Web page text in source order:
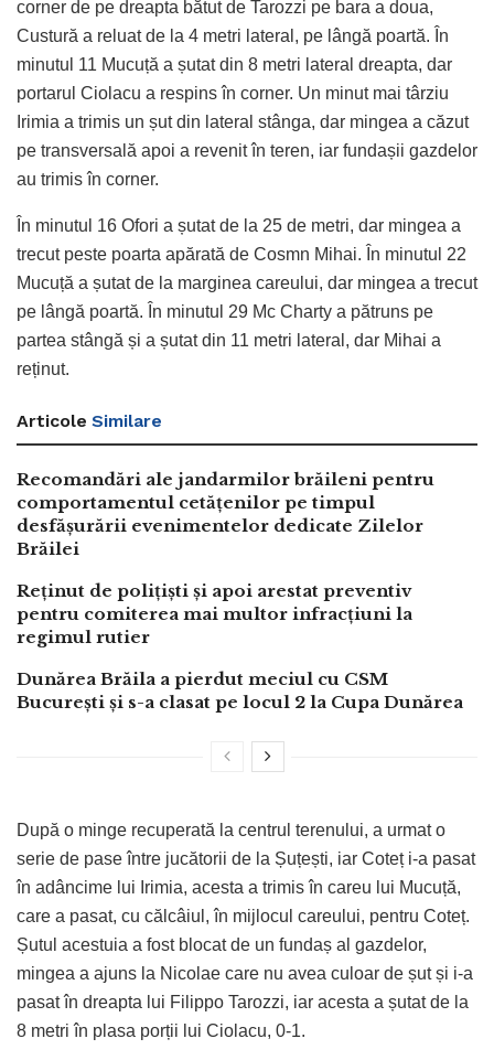
corner de pe dreapta bătut de Tarozzi pe bara a doua,
Custură a reluat de la 4 metri lateral, pe lângă poartă. În
minutul 11 Mucuță a șutat din 8 metri lateral dreapta, dar
portarul Ciolacu a respins în corner. Un minut mai târziu
Irimia a trimis un șut din lateral stânga, dar mingea a căzut
pe transversală apoi a revenit în teren, iar fundașii gazdelor
au trimis în corner.
În minutul 16 Ofori a șutat de la 25 de metri, dar mingea a
trecut peste poarta apărată de Cosmn Mihai. În minutul 22
Mucuță a șutat de la marginea careului, dar mingea a trecut
pe lângă poartă. În minutul 29 Mc Charty a pătruns pe
partea stângă și a șutat din 11 metri lateral, dar Mihai a
reținut.
Articole Similare
Recomandări ale jandarmilor brăileni pentru
comportamentul cetățenilor pe timpul
desfășurării evenimentelor dedicate Zilelor
Brăilei
Reținut de polițiști și apoi arestat preventiv
pentru comiterea mai multor infracțiuni la
regimul rutier
Dunărea Brăila a pierdut meciul cu CSM
București și s-a clasat pe locul 2 la Cupa Dunărea
După o minge recuperată la centrul terenului, a urmat o
serie de pase între jucătorii de la Șuțești, iar Coteț i-a pasat
în adâncime lui Irimia, acesta a trimis în careu lui Mucuță,
care a pasat, cu călcâiul, în mijlocul careului, pentru Coteț.
Șutul acestuia a fost blocat de un fundaș al gazdelor,
mingea a ajuns la Nicolae care nu avea culoar de șut și i-a
pasat în dreapta lui Filippo Tarozzi, iar acesta a șutat de la
8 metri în plasa porții lui Ciolacu, 0-1.